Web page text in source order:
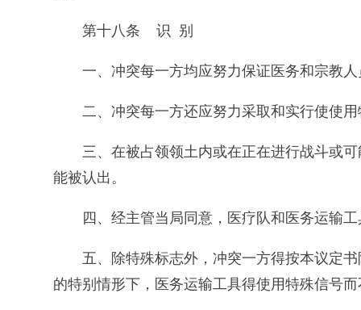
第十八条 识 别
一、冲突每一方均应努力保证医务和宗教
二、冲突每一方还应努力采取和实行使使
三、在被占领领土内或在正在进行战斗或
能被认出。
四、经主管当局同意，医疗队和医务运输
五、除特殊标志外，冲突一方得按本议定
的特别情形下，医务运输工具得使用特殊信号